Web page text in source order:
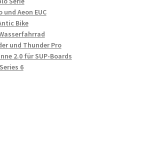
und Aeon EUC
Bike
und Thunder Pro
2.0 für SUP-Boards
6